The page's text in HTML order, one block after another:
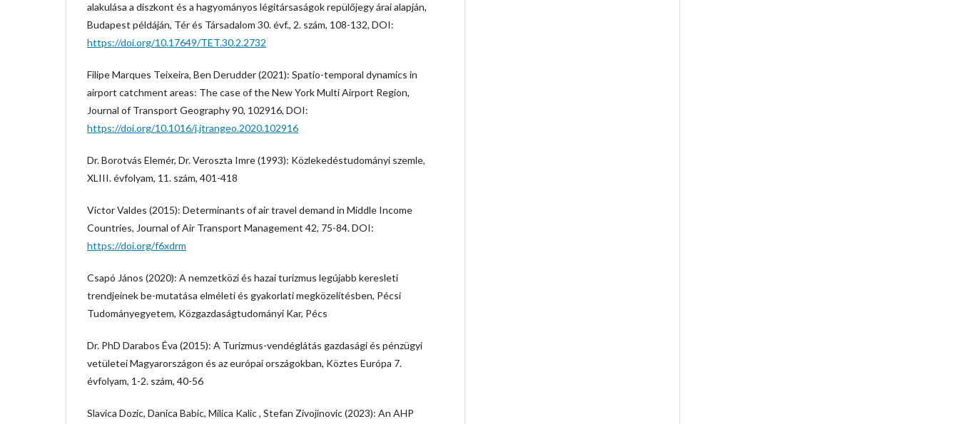
alakulása a diszkont és a hagyományos légitársaságok repülőjegy árai alapján,
Budapest példáján, Tér és Társadalom 30. évf., 2. szám, 108-132, DOI:
https://doi.org/10.17649/TET.30.2.2732
Filipe Marques Teixeira, Ben Derudder (2021): Spatio-temporal dynamics in
airport catchment areas: The case of the New York Multi Airport Region,
Journal of Transport Geography 90, 102916, DOI:
https://doi.org/10.1016/j.jtrangeo.2020.102916
Dr. Borotvás Elemér, Dr. Veroszta Imre (1993): Közlekedéstudományi szemle,
XLIII. évfolyam, 11. szám, 401-418
Victor Valdes (2015): Determinants of air travel demand in Middle Income
Countries, Journal of Air Transport Management 42, 75-84. DOI:
https://doi.org/f6xdrm
Csapó János (2020): A nemzetközi és hazai turizmus legújabb keresleti
trendjeinek be-mutatása elméleti és gyakorlati megközelítésben, Pécsi
Tudományegyetem, Közgazdaságtudományi Kar, Pécs
Dr. PhD Darabos Éva (2015): A Turizmus-vendéglátás gazdasági és pénzügyi
vetületei Magyarországon és az európai országokban, Köztes Európa 7.
évfolyam, 1-2. szám, 40-56
Slavica Dozic, Danica Babic, Milica Kalic , Stefan Zivojinovic (2023): An AHP